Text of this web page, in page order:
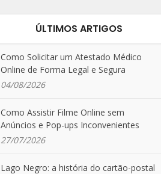
ÚLTIMOS ARTIGOS
Como Solicitar um Atestado Médico
Online de Forma Legal e Segura
04/08/2026
Como Assistir Filme Online sem
Anúncios e Pop-ups Inconvenientes
27/07/2026
Lago Negro: a história do cartão-postal